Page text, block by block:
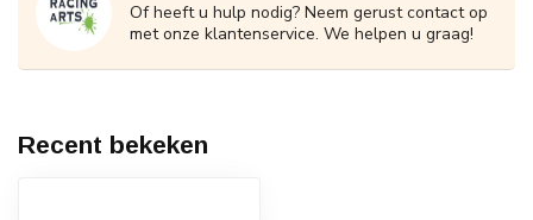
Of heeft u hulp nodig? Neem gerust contact op
met onze klantenservice. We helpen u graag!
Recent bekeken